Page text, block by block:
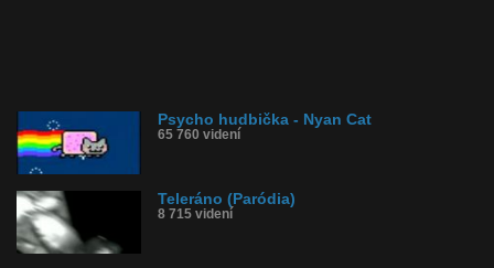
Psycho hudbička - Nyan Cat
65 760 videní
Teleráno (Paródia)
8 715 videní